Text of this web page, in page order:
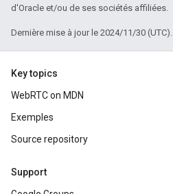
d'Oracle et/ou de ses sociétés affiliées.
Dernière mise à jour le 2024/11/30 (UTC).
Key topics
WebRTC on MDN
Exemples
Source repository
Support